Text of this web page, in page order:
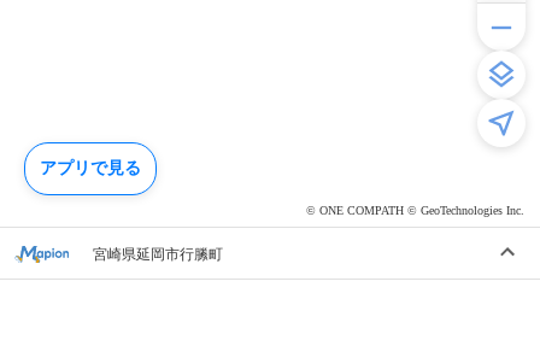
© ONE COMPATH © GeoTechnologies Inc.
宮崎県延岡市行縢町
アプリで見る